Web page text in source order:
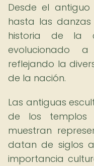
Desde el
hasta las
historia de la
evolucionado
reflejando la
de la nación.
Las antiguas
de los templos
muestran
datan de siglos
importancia